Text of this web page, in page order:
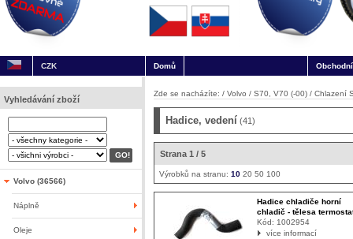
CZK Domů
Vyhledávání zboží
Volvo (36566)
Náplně
Oleje
Zde se nacházíte: / Volvo / S70, V70 (-00) / Chlazení
Hadice, vedení (41)
Strana 1 / 5
Výrobků na stranu: 10 20 50 100
Hadice chladiče horní
chladič - tělesa
Kód: 1002954
více informací